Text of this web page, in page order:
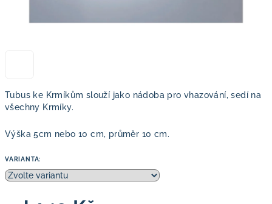
Tubus ke Krmíkům slouží jako nádoba pro vhazování, sedí na
všechny Krmíky.
Výška 5cm nebo 10 cm, průměr 10 cm.
VARIANTA: